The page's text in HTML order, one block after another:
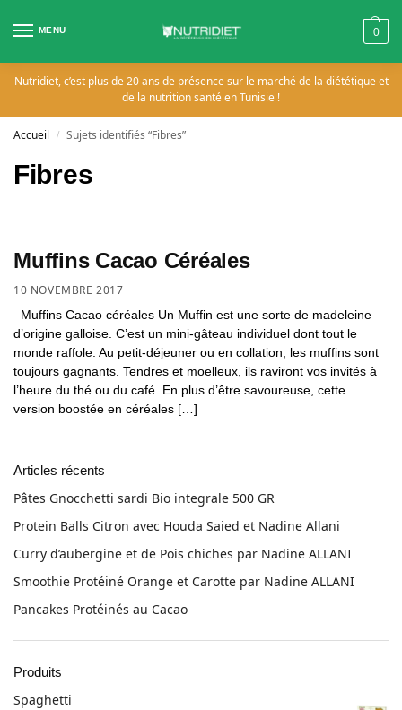
MENU 0
Nutridiet, c’est plus de 20 ans de présence sur le marché de la diététique et
de la nutrition santé en Tunisie !
Accueil / Sujets identifiés “Fibres”
Fibres
Muffins Cacao Céréales
10 NOVEMBRE 2017
Muffins Cacao céréales Un Muffin est une sorte de madeleine
d’origine galloise. C’est un mini-gâteau individuel dont tout le
monde raffole. Au petit-déjeuner ou en collation, les muffins sont
toujours gagnants. Tendres et moelleux, ils raviront vos invités à
l’heure du thé ou du café. En plus d’être savoureuse, cette
version boostée en céréales […]
Articles récents
Pâtes Gnocchetti sardi Bio integrale 500 GR
Protein Balls Citron avec Houda Saied et Nadine Allani
Curry d’aubergine et de Pois chiches par Nadine ALLANI
Smoothie Protéiné Orange et Carotte par Nadine ALLANI
Pancakes Protéinés au Cacao
Produits
Spaghetti